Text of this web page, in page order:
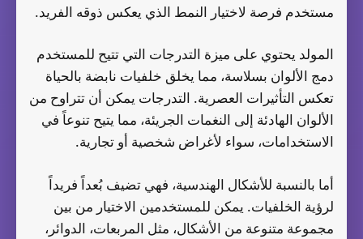
مستخدم فرصة لاختيار النمط الذي يعكس ذوقه الفريد.
المولد يحتوي على ميزة التدرجات التي تتيح للمستخدم
دمج الألوان بسلاسة، مما يخلق خلفيات نابضة بالحياة
تعكس التأثيرات العصرية. التدرجات يمكن أن تتراوح من
الألوان الهادئة إلى النغمات الجريئة، مما يتيح تنوعاً في
الاستخدامات، سواء لأغراض شخصية أو تجارية.
أما بالنسبة للأشكال الهندسية، فهي تضيف بُعداً فريداً
لرؤية الخلفيات. يمكن للمستخدمين الاختيار من بين
مجموعة متنوعة من الأشكال، مثل المربعات، الدوائر،